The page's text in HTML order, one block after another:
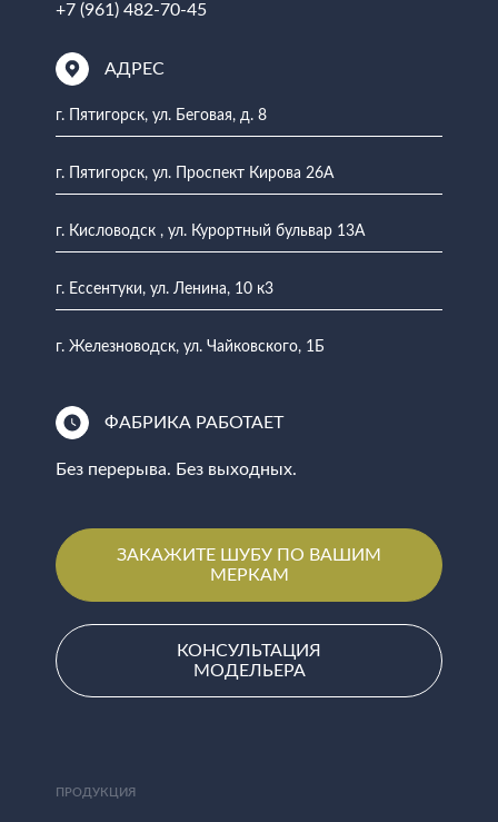
+7 (961) 482-70-45
АДРЕС
г. Пятигорск, ул. Беговая, д. 8
г. Пятигорск, ул. Проспект Кирова 26А
г. Кисловодск , ул. Курортный бульвар 13А
г. Ессентуки, ул. Ленина, 10 к3
г. Железноводск, ул. Чайковского, 1Б
ФАБРИКА РАБОТАЕТ
Без перерыва. Без выходных.
ЗАКАЖИТЕ ШУБУ ПО ВАШИМ
МЕРКАМ
КОНСУЛЬТАЦИЯ
МОДЕЛЬЕРА
ПРОДУКЦИЯ